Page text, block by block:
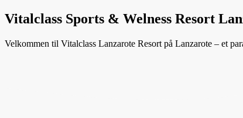
Vitalclass Sports & Welness Resort
Velkommen til Vitalclass Lanzarote Resort på Lanzarote – et